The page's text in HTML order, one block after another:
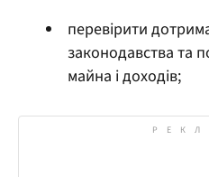
перевірити
законодавства та
майна і доходів;